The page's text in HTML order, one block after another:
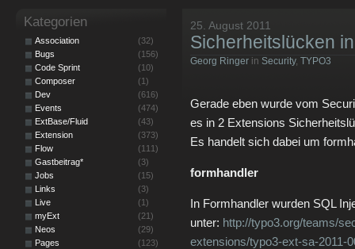
25. August 2011
Sicherheitslücken
Georg Ringer in Security, TYPO3
Gerade eben wurde vom
es in 2 Extensions
Es handelt sich dabei um
formhandler
In Formhandler wurden SQL
unter: http://typo3.org/teams/
extensions/typo3-ext-sa-2011-
Kategorien
Association
(32)
Bugs
(156)
Code Sprint
(10)
Composer
(1)
Dev
(616)
Events
(474)
ExtBase/Fluid
(43)
Extension
(373)
Flow
(111)
Gastbeitrag*
(3)
Jobs
(15)
Links
(3)
Live
(1)
myExt
(21)
Neos
(29)
Pages
(123)